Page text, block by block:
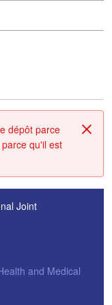
Fin
dépôt parce
qu'il est
Joint
and Medical